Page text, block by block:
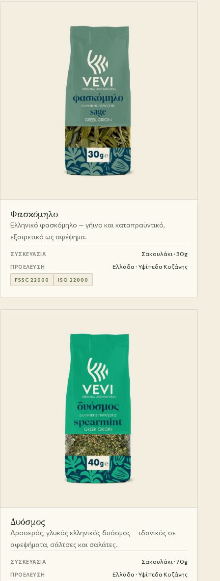
Φασκόμηλο
Ελληνικό φασκόμηλο — γήινο και καταπραϋντικό,
εξαιρετικό ως αφέψημα.
ΣΥΣΚΕΥΑΣΊΑ Σακουλάκι · 30g
ΠΡΟΈΛΕΥΣΗ Ελλάδα · Υψίπεδα Κοζάνης
FSSC 22000 ISO 22000
Δυόσμος
Δροσερός, γλυκός ελληνικός δυόσμος — ιδανικός σε
αφεψήματα, σάλτσες και σαλάτες.
ΣΥΣΚΕΥΑΣΊΑ Σακουλάκι · 70g
ΠΡΟΈΛΕΥΣΗ Ελλάδα · Υψίπεδα Κοζάνης